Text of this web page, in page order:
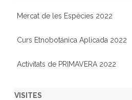
Mercat de les Espècies 2022
Curs Etnobotánica Aplicada 2022
Activitats de PRIMAVERA 2022
VISITES